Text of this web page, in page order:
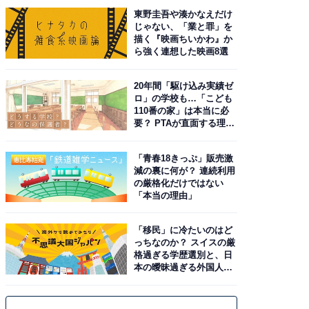
東野圭吾や湊かなえだけ
じゃない、「業と罪」を
描く『映画ちいかわ』か
ら強く連想した映画8選
20年間「駆け込み実績ゼ
ロ」の学校も…「こども
110番の家」は本当に必
要？ PTAが直面する理想
「青春18きっぷ」販売激
減の裏に何が？ 連続利用
の厳格化だけではない
「本当の理由」
「移民」に冷たいのはど
っちなのか？ スイスの厳
格過ぎる学歴選別と、日
本の曖昧過ぎる外国人政